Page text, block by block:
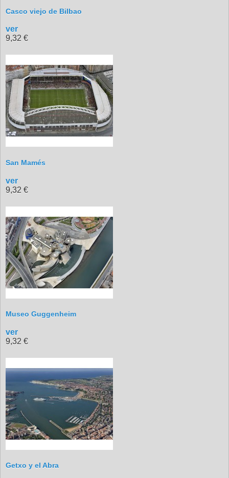
Casco viejo de Bilbao
ver
9,32 €
San Mamés
ver
9,32 €
Museo Guggenheim
ver
9,32 €
Getxo y el Abra